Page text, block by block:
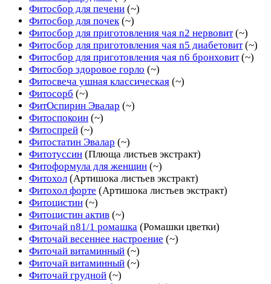
Фитосбор для печени (~)
Фитосбор для почек (~)
Фитосбор для приготовления чая n2 нервовит (~)
Фитосбор для приготовления чая n5 диабетовит (~)
Фитосбор для приготовления чая n6 бронховит (~)
Фитосбор здоровое горло (~)
Фитосвеча ушная классическая (~)
Фитосорб (~)
ФитОспирин Эвалар (~)
Фитоспокоин (~)
Фитоспрей (~)
Фитостатин Эвалар (~)
Фитотуссин (Плюща листьев экстракт)
Фитоформула для женщин (~)
Фитохол (Артишока листьев экстракт)
Фитохол форте (Артишока листьев экстракт)
Фитоцистин (~)
Фитоцистин актив (~)
Фиточай n81/1 ромашка (Ромашки цветки)
Фиточай весеннее настроение (~)
Фиточай витаминный (~)
Фиточай витаминный (~)
Фиточай грудной (~)